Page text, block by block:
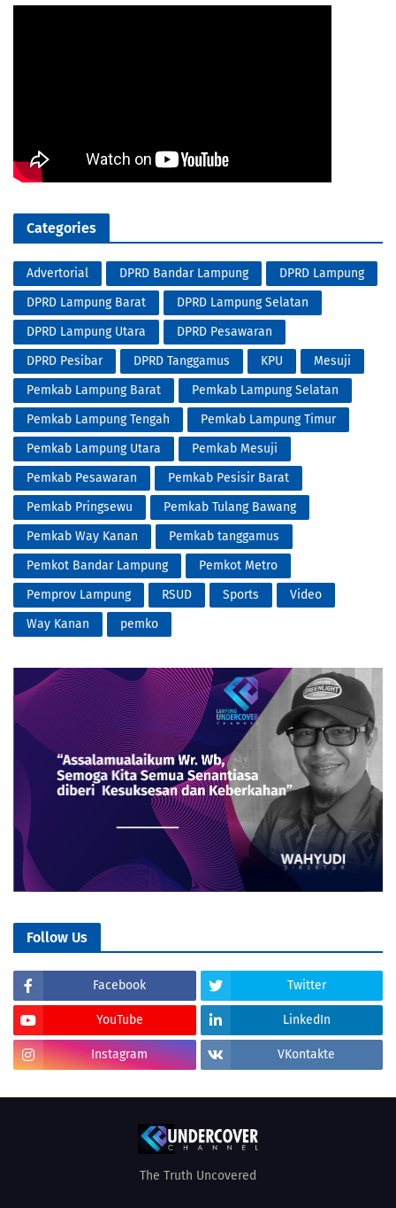
Categories
Advertorial DPRD Bandar Lampung
DPRD Lampung
DPRD Lampung Barat
DPRD Lampung Selatan
DPRD Lampung Utara
DPRD Pesawaran
DPRD Pesibar
DPRD Tanggamus KPU
Mesuji
Pemkab Lampung Barat
Pemkab Lampung Selatan
Pemkab Lampung Tengah
Pemkab Lampung Timur
Pemkab Lampung Utara
Pemkab Mesuji
Pemkab Pesawaran
Pemkab Pesisir Barat
Pemkab Pringsewu
Pemkab Tulang Bawang
Pemkab Way Kanan
Pemkab tanggamus
Pemkot Bandar Lampung
Pemkot Metro
Pemprov Lampung
RSUD Sports
Video
Way Kanan
pemko
Follow Us
Facebook Twitter
YouTube LinkedIn
Instagram VKontakte
The Truth Uncovered